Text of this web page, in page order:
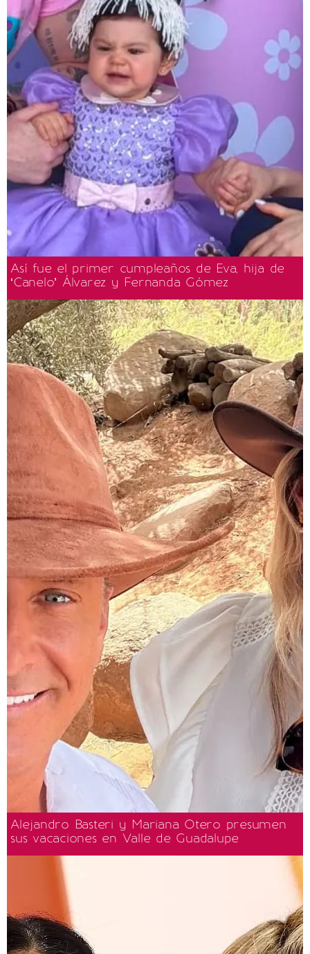
Así fue el primer cumpleaños de Eva, hija de
‘Canelo’ Álvarez y Fernanda Gómez
Alejandro Basteri y Mariana Otero presumen
sus vacaciones en Valle de Guadalupe